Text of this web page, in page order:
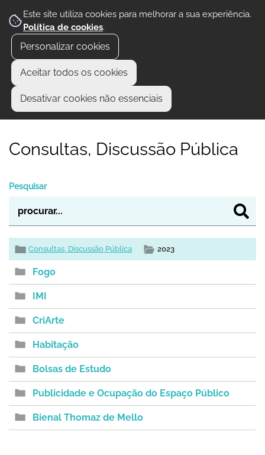
Este site utiliza cookies para melhorar a sua experiência.
Política de cookies.
Personalizar cookies
Aceitar todos os cookies
Desativar cookies não essenciais
Consultas, Discussão Pública
Pesquisar
Consultas, Discussão Pública 2023
Fogo
IMI
CriArte
Habitação
Bolsas de Estudo
Publicidade e Ocupação do Espaço Público
Bienal Thomaz de Mello